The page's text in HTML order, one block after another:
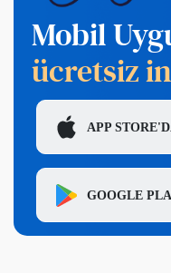
Mobil
ücretsiz
APP
GOOGLE